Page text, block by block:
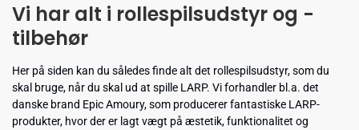
Vi har alt i rollespilsudstyr og -
tilbehør
Her på siden kan du således finde alt det rollespilsudstyr, som du
skal bruge, når du skal ud at spille LARP. Vi forhandler bl.a. det
danske brand Epic Amoury, som producerer fantastiske LARP-
produkter, hvor der er lagt vægt på æstetik, funktionalitet og